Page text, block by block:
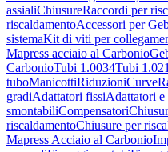
assialiChiusureRaccordi per
riscaldamentoAccessori per
sistemaKit di viti per
Mapress acciaio al Carbonio
CarbonioTubi 1.0034Tubi
tuboManicottiRiduzioniCurve
gradiAdattatori fissiAdattatori e
smontabiliCompensatori
riscaldamentoChiusure per
Mapress Acciaio al Carbonio